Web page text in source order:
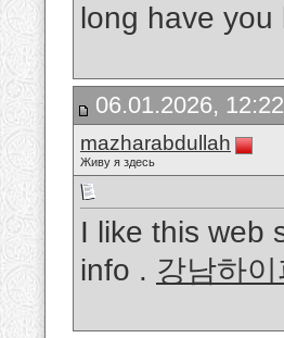
long have
06.01.2026, 12:22
mazharabdullah
Живу я здесь
I like this web
info . 강남하이